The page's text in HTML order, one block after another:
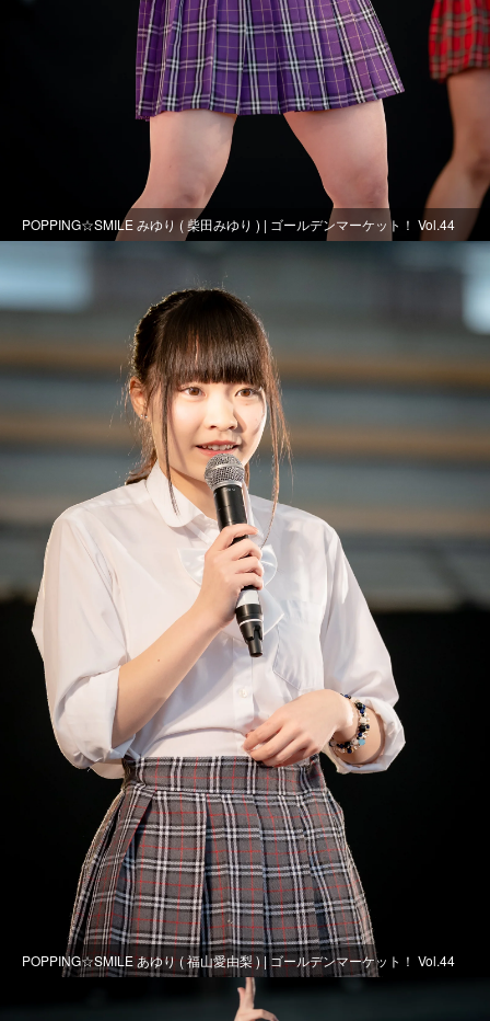
POPPING☆SMILE みゆり ( 柴田みゆり ) | ゴールデンマーケット！ Vol.44
POPPING☆SMILE あゆり ( 福山愛由梨 ) | ゴールデンマーケット！ Vol.44